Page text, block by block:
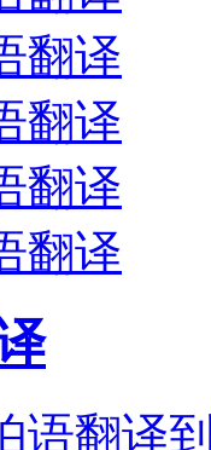
翻译
翻译
翻译
翻译
语翻译